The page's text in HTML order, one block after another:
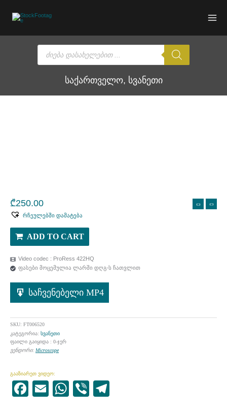
content
Products
search
საქართველო, სვანეთი
₾250.00
რჩეულებში დამატება
ADD TO CART
Video codec : ProRess 422HQ
ფასები მოცემულია ლარში დღგ-ს ჩათვლით
საჩვენებელი MP4
SKU: FT006520
კატეგორია: სვანეთი
ფაილი გაიყიდა : 0-ჯერ
ვენდორი: Microscope
გააზიარეთ ვიდეო:
Facebook
EmailWhatsApp
Viber